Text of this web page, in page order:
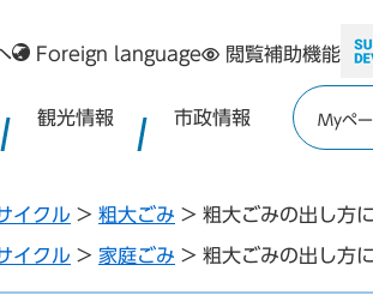
Foreign language 閲覧補助機能
観光情報 市政情報 Myペ
イクル > 粗大ごみ > 粗大ごみの出し方
イクル > 家庭ごみ > 粗大ごみの出し方